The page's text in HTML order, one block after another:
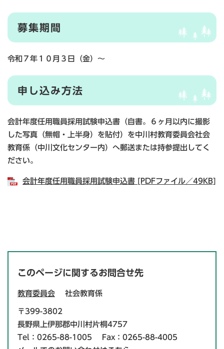
募集期間
令和７年１０月３日（金）～
申し込み方法
会計年度任用職員採用試験申込書（自書。６ヶ月以内に撮影
した写真（無帽・上半身）を貼付）を中川村教育委員会社会
教育係（中川文化センター内）へ郵送または持参提出してく
ださい。
会計年度任用職員採用試験申込書 [PDFファイル／49KB]
このページに関するお問合せ先
教育委員会 社会教育係
〒399-3802
長野県上伊那郡中川村片桐4757
Tel：0265-88-1005
Fax：0265-88-4005